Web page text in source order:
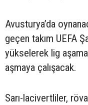
Avusturya’da
geçen takım UEFA
yükselerek lig
aşmaya çalışacak.
Sarı-lacivertliler,